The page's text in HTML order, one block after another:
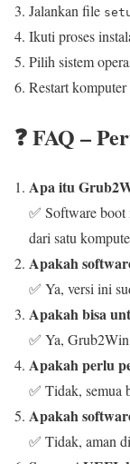
Jalankan file
Ikuti proses
Pilih sistem
Restart
❓ FAQ –
Apa itu
✅ Software boot
dari satu
Apakah
✅ Ya, versi ini
Apakah bisa
✅ Ya,
Apakah perlu
✅ Tidak, semua
Apakah
✅ Tidak, aman